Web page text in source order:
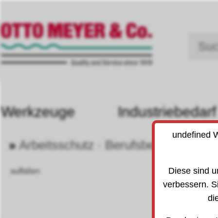
Werkzeuge Industriebedarf
»Arbeitsschutz · Berufsbekleidung
auffallen
undefined
Diese sind
verbessern.